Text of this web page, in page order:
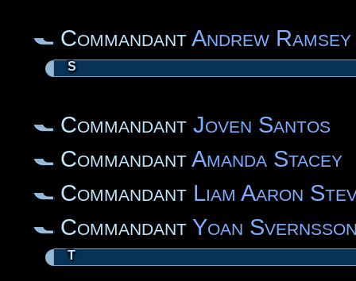
CommandantAndrew Ramsey
S
Commandant Joven Santos
CommandantAmanda Stacey
Commandant Liam Aaron
Commandant Yoan
T